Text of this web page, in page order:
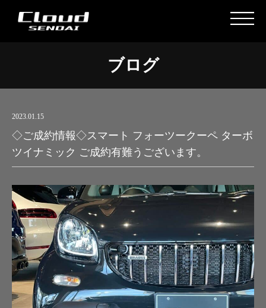
ブログ
2023.01.15
◇ご成約情報◇スマート フォーツークーペ ターボ
ツイナミック ご成約有難うございます。